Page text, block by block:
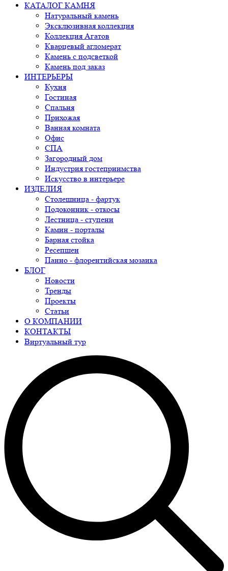
КАТАЛОГ КАМНЯ
Натуральный камень
Эксклюзивная коллекция
Коллекция Агатов
Кварцевый агломерат
Камень с подсветкой
Камень под заказ
ИНТЕРЬЕРЫ
Кухня
Гостиная
Спальня
Прихожая
Ванная комната
Офис
СПА
Загородный дом
Индустрия гостеприимства
Искусство в интерьере
ИЗДЕЛИЯ
Столешница - фартук
Подоконник - откосы
Лестница - ступени
Камин - порталы
Барная стойка
Ресепшен
Панно - флорентийская мозаика
БЛОГ
Новости
Тренды
Проекты
Статьи
О КОМПАНИИ
КОНТАКТЫ
Виртуальный тур